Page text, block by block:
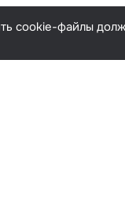
Русский
cookie-файлы